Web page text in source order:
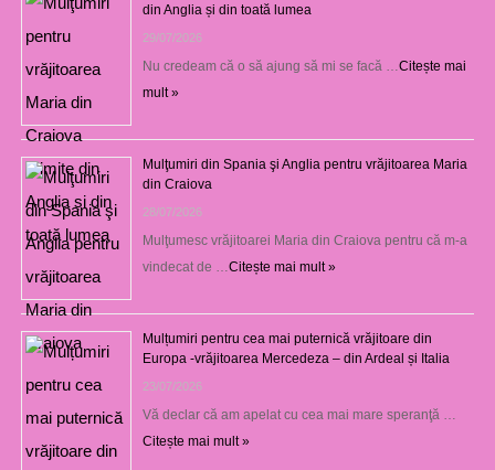
din Anglia și din toată lumea
29/07/2026
Nu credeam că o să ajung să mi se facă … Citește mai
mult »
Mulţumiri din Spania şi Anglia pentru vrăjitoarea Maria
din Craiova
28/07/2026
Mulţumesc vrăjitoarei Maria din Craiova pentru că m-a
vindecat de … Citește mai mult »
Mulțumiri pentru cea mai puternică vrăjitoare din
Europa -vrăjitoarea Mercedeza – din Ardeal și Italia
23/07/2026
Vă declar că am apelat cu cea mai mare speranţă …
Citește mai mult »